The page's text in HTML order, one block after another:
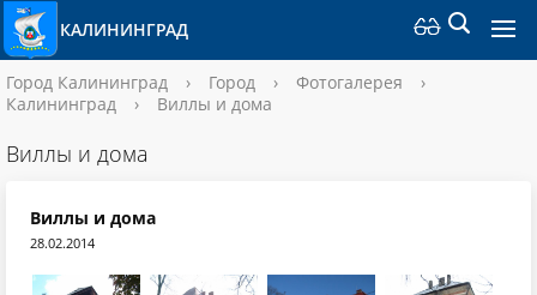
КАЛИНИНГРАД
Город Калининград › Город › Фотогалерея
›
Калининград
› Виллы и дома
Виллы и дома
Виллы и дома
28.02.2014